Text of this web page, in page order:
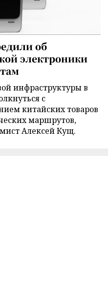
об
электроники
инфраструктуры в
с
китайских товаров
маршрутов,
Алексей Кущ.